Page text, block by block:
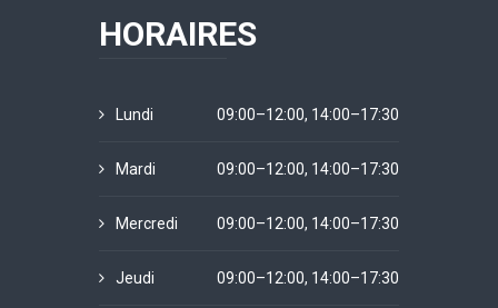
HORAIRES
Lundi 09:00–12:00, 14:00–17:30
Mardi 09:00–12:00, 14:00–17:30
Mercredi 09:00–12:00, 14:00–17:30
Jeudi 09:00–12:00, 14:00–17:30